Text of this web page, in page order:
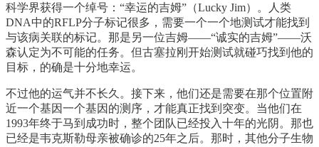
科学界获得一个绰号：“幸运的吉姆”（Lucky Jim）。人类
DNA中的RFLP分子标记很多，需要一个一个地测试才能找到
与该病关联的标记。那是另一位吉姆——“诚实的吉姆”——沃
森认定为不可能的任务。但古塞拉刚开始测试就碰巧找到他的
目标，的确是十分地幸运。
不过他的运气并不长久。接下来，他们还是需要在那个位置附
近一个基因一个基因的测序，才能真正找到突变。当他们在
1993年终于马到成功时，整个团队已经投入十年的光阴。那也
已经是韦克斯勒母亲被确诊的25年之后。那时，其他分子生物